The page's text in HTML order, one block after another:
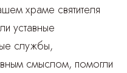
храме святителя
уставные
службы,
смыслом, помогли